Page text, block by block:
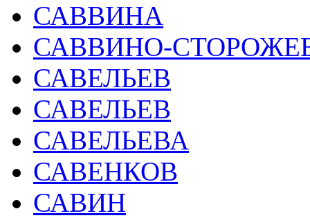
САВВИНА
САВВИНО-
САВЕЛЬЕВ
САВЕЛЬЕВ
САВЕЛЬЕВА
САВЕНКОВ
САВИН